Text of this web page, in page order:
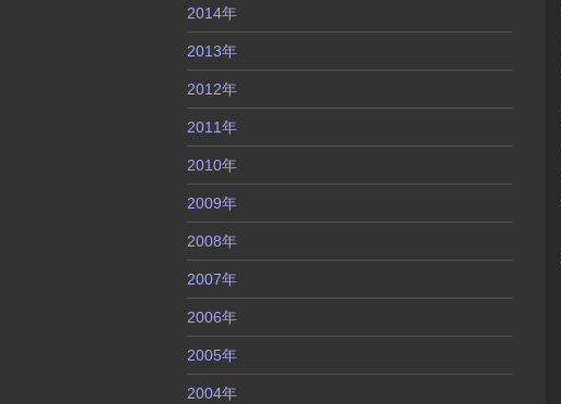
2014年
2013年
2012年
2011年
2010年
2009年
2008年
2007年
2006年
2005年
2004年